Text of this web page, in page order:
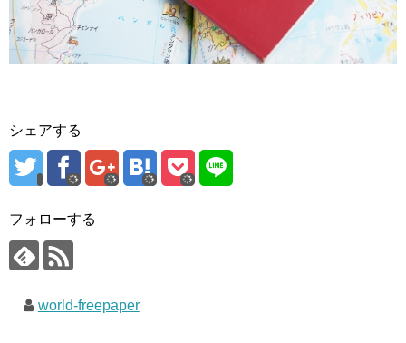
シェアする
フォローする
world-freepaper